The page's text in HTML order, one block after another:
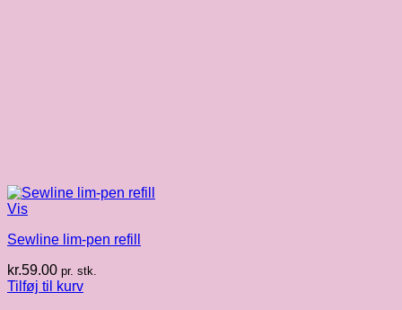
Vis
Sewline lim-pen refill
kr.59.00 pr. stk.
Tilføj til kurv